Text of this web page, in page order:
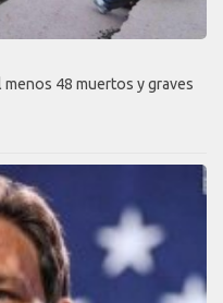
48 muertos y graves